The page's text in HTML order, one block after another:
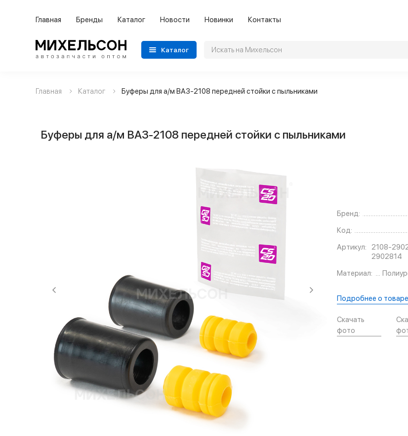
Главная Бренды Каталог Новости Новинки Контакты
Каталог
Применяемость
Категории автозапчастей
Главная Каталог Буферы для а/м ВАЗ-2108 передней стойки с пыльниками
Буферы для а/м ВАЗ-2108 передней стойки с пыльниками
Бренд:
Код:
Артикул:
2108-
2902814
Материал:
Подробнее о товаре
Скачать
фото